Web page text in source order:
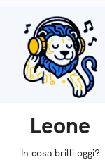
Leone
In cosa brilli oggi?